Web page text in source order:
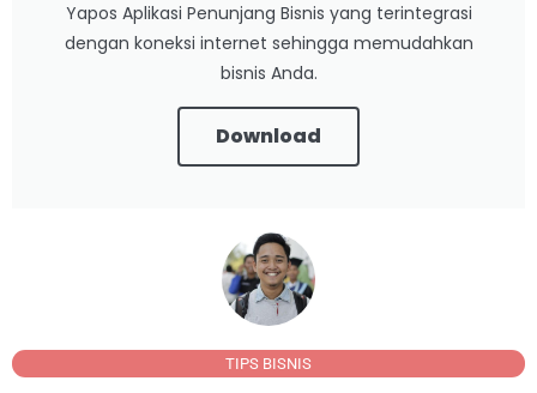
Yapos Aplikasi Penunjang Bisnis yang terintegrasi
dengan koneksi internet sehingga memudahkan
bisnis Anda.
Download
TIPS BISNIS